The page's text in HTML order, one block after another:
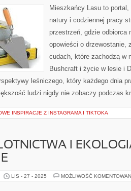
Mieszkańcy Lasu to portal,
natury i codziennej pracy
przestrzeń, gdzie odbiorca
opowieści o drzewostanie,
cudach, które zachodzą w
Bushcraft i życie w lesie i
leśniczego, który każdego dnia
ludzi nigdy nie zobaczy podczas
INSPIRACJE Z INSTAGRAMA I TIKTOKA
I
LIS - 27 - 2025 MOŻLIWOŚĆ